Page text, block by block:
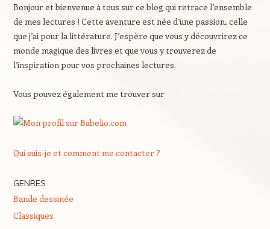
Bonjour et bienvenue à tous sur ce blog qui retrace l’ensemble
de mes lectures ! Cette aventure est née d’une passion, celle
que j’ai pour la littérature. J’espère que vous y découvrirez ce
monde magique des livres et que vous y trouverez de
l’inspiration pour vos prochaines lectures.
Vous pouvez également me trouver sur
Qui suis-je et comment me contacter ?
GENRES
Bande dessinée
Classiques